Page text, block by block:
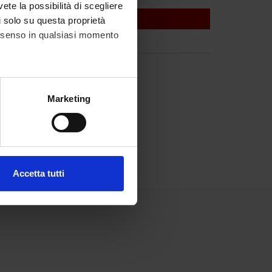
la possibilità di scegliere
su questa proprietà
in qualsiasi momento
metro,Marketing
Accetta tutti